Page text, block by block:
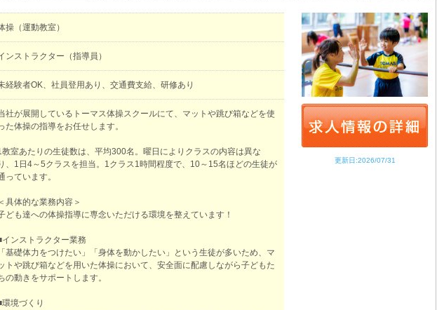
操（運動教室）
ンストラクター（指導員）
経験者OK、社員登用あり、交通費支給、研修あり
社が展開しているトーマス体操スクールにて、マットや跳び箱などを使
た体操の指導をお任せします。
教室あたりの生徒数は、平均300名。曜日によりクラスの内容は異な
、1日4～5クラスを担当。1クラス1時間程度で、10～15名ほどの生徒が
っています。
＜具体的な業務内容＞
ども達への体操指導に専念いただける環境を整えています！
インストラクター業務
「基礎体力をつけたい」「身体を動かしたい」という生徒が多いため、マ
トや跳び箱などを用いた体操において、安全面に配慮しながら子どもた
の動きをサポートします。
環境づくり
更新日:2026/07/31